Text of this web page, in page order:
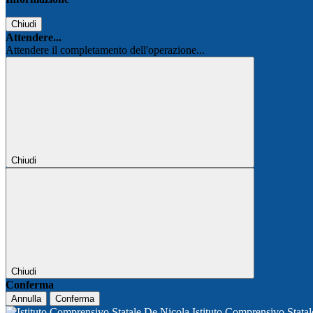
Chiudi
Attendere...
Attendere il completamento dell'operazione...
Chiudi
Chiudi
Conferma
Annulla Conferma